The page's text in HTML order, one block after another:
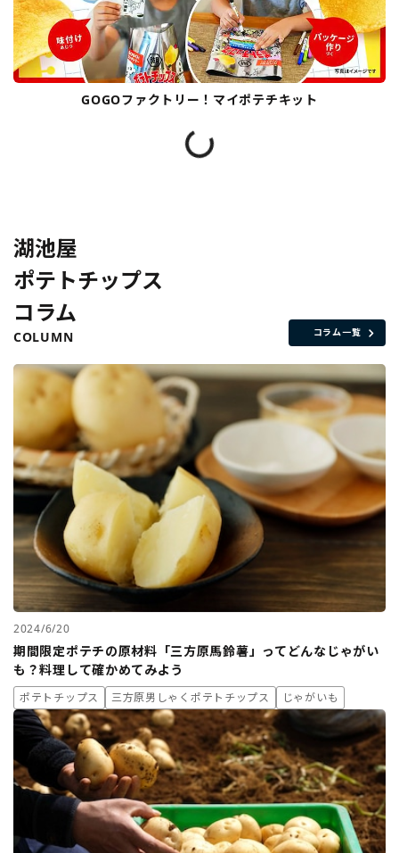
GOGOファクトリー！マイポテチキット
湖池屋
ポテトチップス
コラム
COLUMN コラム一覧
2024/6/20
期間限定ポテチの原材料「三方原馬鈴薯」ってどんなじゃがい
も？料理して確かめてみよう
ポテトチップス 三方原男しゃくポテトチップス じゃがいも